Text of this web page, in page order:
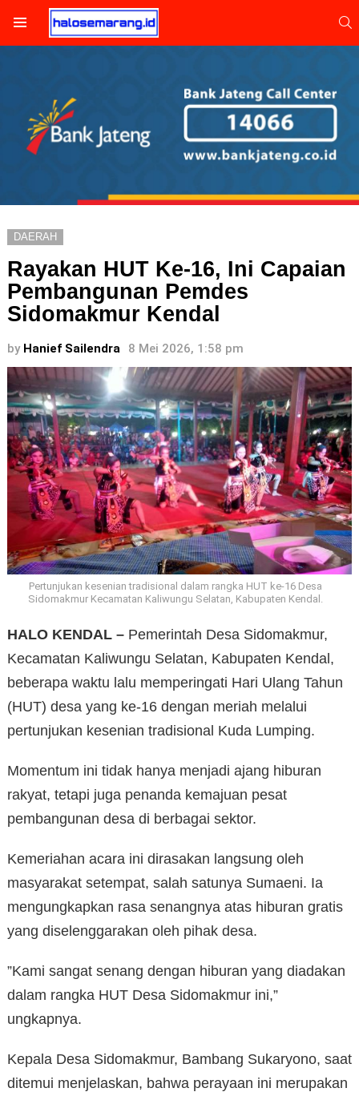
DAERAH
Rayakan HUT Ke-16, Ini Capaian
Pembangunan Pemdes
Sidomakmur Kendal
by Hanief Sailendra 8 Mei 2026, 1:58 pm
Pertunjukan kesenian tradisional dalam rangka HUT ke-16 Desa
Sidomakmur Kecamatan Kaliwungu Selatan, Kabupaten Kendal.
HALO KENDAL – Pemerintah Desa Sidomakmur,
Kecamatan Kaliwungu Selatan, Kabupaten Kendal,
beberapa waktu lalu memperingati Hari Ulang Tahun
(HUT) desa yang ke-16 dengan meriah melalui
pertunjukan kesenian tradisional Kuda Lumping.
Momentum ini tidak hanya menjadi ajang hiburan
rakyat, tetapi juga penanda kemajuan pesat
pembangunan desa di berbagai sektor.
Kemeriahan acara ini dirasakan langsung oleh
masyarakat setempat, salah satunya Sumaeni. Ia
mengungkapkan rasa senangnya atas hiburan gratis
yang diselenggarakan oleh pihak desa.
​”Kami sangat senang dengan hiburan yang diadakan
dalam rangka HUT Desa Sidomakmur ini,”
ungkapnya.
Kepala Desa Sidomakmur, Bambang Sukaryono, saat
ditemui menjelaskan, bahwa perayaan ini merupakan